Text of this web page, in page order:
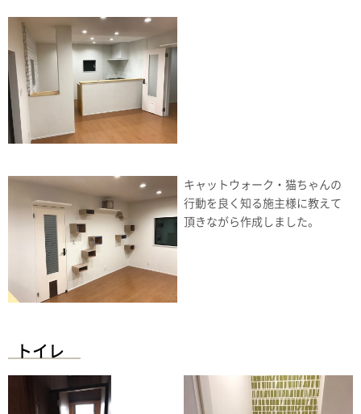
キャットウォーク・猫ちゃんの
行動を良く知る施主様に教えて
頂きながら作成しました。
トイレ